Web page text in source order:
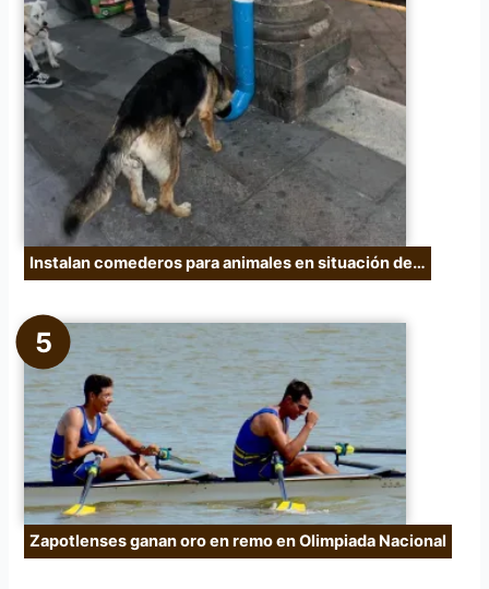
Instalan comederos para animales en situación de…
Zapotlenses ganan oro en remo en Olimpiada Nacional